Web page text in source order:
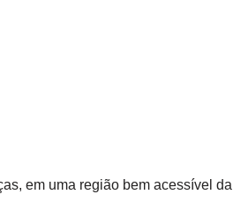
em uma região bem acessível